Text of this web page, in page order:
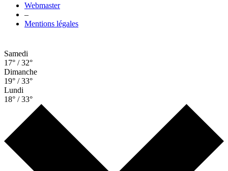
Webmaster
–
Mentions légales
Samedi
17° / 32°
Dimanche
19° / 33°
Lundi
18° / 33°